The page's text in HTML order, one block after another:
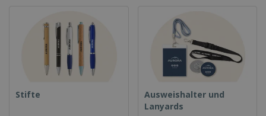
Stifte
Ausweishalter und
Lanyards